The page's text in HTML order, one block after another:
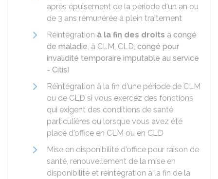
après épuisement de la période d'un an ou
de 3 ans rémunérée à plein traitement
Réintégration à la fin des droits à congé
de maladie, à CLM, CLD, congé pour
invalidité temporaire imputable au service
- Citis)
Réintégration à la fin d'une période de CLM
ou de CLD si vous exercez des fonctions
qui exigent des conditions de santé
particulières ou lorsque vous avez été
placé d'office en CLM ou en CLD
Mise en disponibilité d'office pour raison de
santé, renouvellement de la mise en
disponibilité et réintégration à la fin de la